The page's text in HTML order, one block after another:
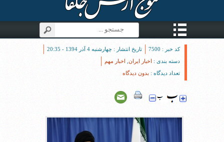
کد خبر : 7500
تاریخ انتشار : چهارشنبه 4 آذر 1394 - 20:35
دسته بندی : اخبار ایران اخبار مهم
تعداد دیدگاه : بدون دیدگاه